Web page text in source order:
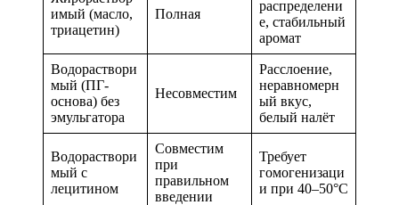
имый (масло,
триацетин)
Полная
распределени
е, стабильный
аромат
Водораствори
мый (ПГ-
основа) без
эмульгатора
Несовместим
Расслоение,
неравномерн
ый вкус,
белый налёт
Водораствори
мый с
лецитином
Совместим
при
правильном
введении
Требует
гомогенизаци
и при 40–50°C